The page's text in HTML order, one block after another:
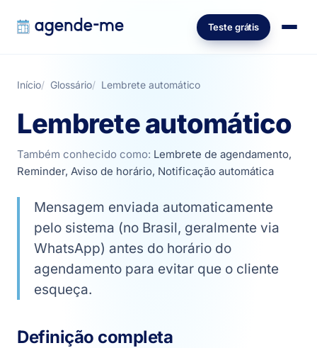
Teste grátis
Início Glossário Lembrete automático
Lembrete automático
Também conhecido como: Lembrete de agendamento,
Reminder, Aviso de horário, Notificação automática
Mensagem enviada automaticamente
pelo sistema (no Brasil, geralmente via
WhatsApp) antes do horário do
agendamento para evitar que o cliente
esqueça.
Definição completa